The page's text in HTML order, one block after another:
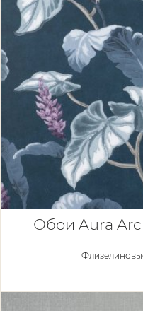
Обои Aura